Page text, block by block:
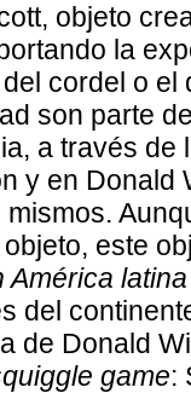
objeto
la
cordel o el
son parte
a través
y en Donald
este
América latina
del
de Donald
game: